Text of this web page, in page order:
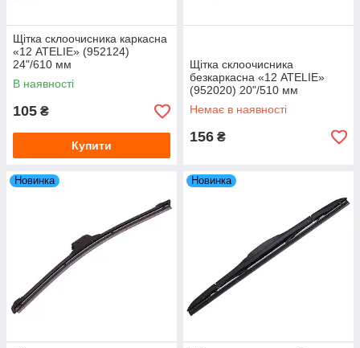
Щітка склоочисника каркасна
«12 ATELIE» (952124)
24"/610 мм
В наявності
105 ₴
Купити
Щітка склоочисника
безкаркасна «12 ATELIE»
(952020) 20"/510 мм
Немає в наявності
156 ₴
Новинка Новинка